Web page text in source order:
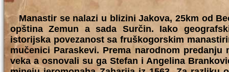
Manastir se nalazi u blizini Jakova, 25km od
opština Zemun a sada Surčin. Iako
istorijska povezanost sa fruškogorskim
mučenici Paraskevi. Prema narodnom
veka a osnovali su ga Stefan i Angelina